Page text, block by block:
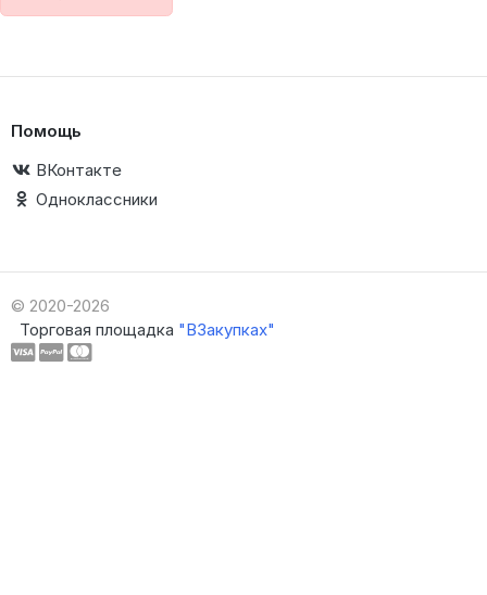
Помощь
ВКонтакте
Одноклассники
© 2020-2026
Торговая площадка "ВЗакупках"